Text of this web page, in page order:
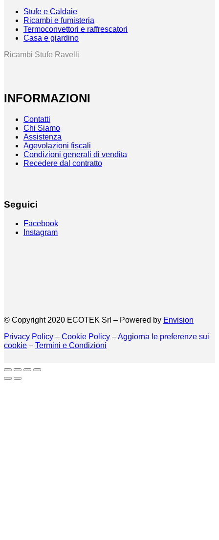
Stufe e Caldaie
Ricambi e fumisteria
Termoconvettori e raffrescatori
Casa e giardino
Ricambi Stufe Ravelli
INFORMAZIONI
Contatti
Chi Siamo
Assistenza
Agevolazioni fiscali
Condizioni generali di vendita
Recedere dal contratto
Seguici
Facebook
Instagram
© Copyright 2020 ECOTEK Srl – Powered by Envision
Privacy Policy – Cookie Policy –Aggiorna le preferenze sui
cookie – Termini e Condizioni